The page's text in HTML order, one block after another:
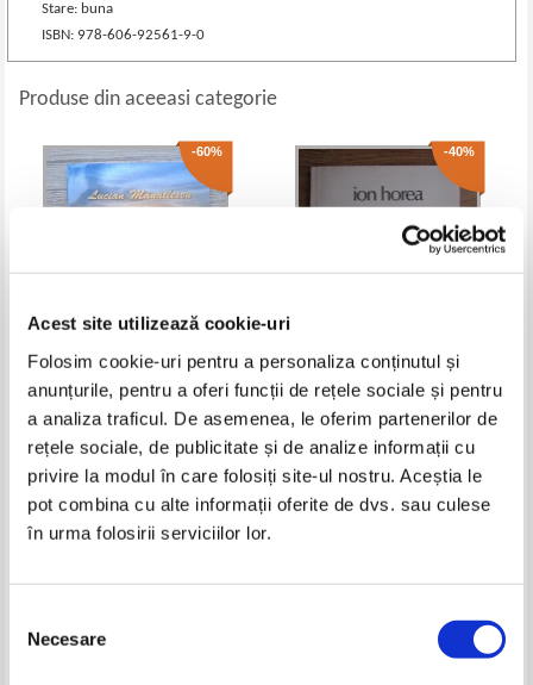
Acest site utilizează cookie-uri
Folosim cookie-uri pentru a personaliza conținutul și
anunțurile, pentru a oferi funcții de rețele sociale și pentru
a analiza traficul. De asemenea, le oferim partenerilor de
rețele sociale, de publicitate și de analize informații cu
privire la modul în care folosiți site-ul nostru. Aceștia le
pot combina cu alte informații oferite de dvs. sau culese
în urma folosirii serviciilor lor.
consimțământului
Necesare
Stare: buna
ISBN: 978-606-92561-9-0
Produse din aceeasi categorie
-60%
soapta
Pret:16,00Lei 6,40 Lei
Adaugă în coș
-40%
Pret:12,00Lei 7,20 Lei
Adaugă în coș